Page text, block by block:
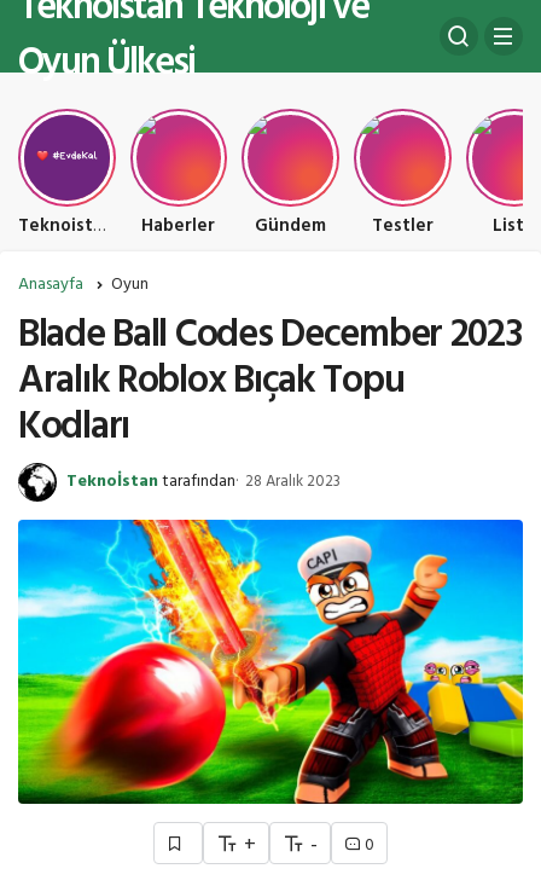
Oyun Ülkesi
Teknoistan Teknoloji ve Oyun Ülkesi Haberler Gündem Testler Liste
Anasayfa Oyun
Blade Ball Codes December 2023
Aralık Roblox Bıçak Topu
Kodları
Teknoİstantarafından 28 Aralık 2023
+ - 0